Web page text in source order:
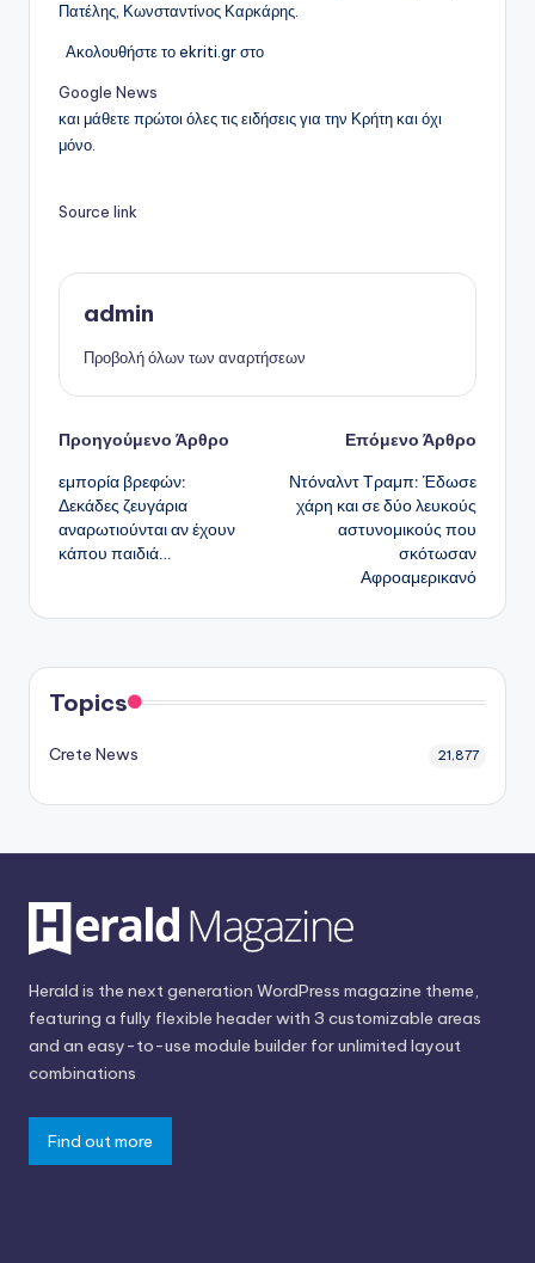
Πατέλης, Κωνσταντίνος Καρκάρης.
Ακολουθήστε το ekriti.gr στο
Google News
και μάθετε πρώτοι όλες τις ειδήσεις για την Κρήτη και όχι
μόνο.
Source link
admin
Προβολή όλων των αναρτήσεων
Πλοήγηση
δημοσιεύσεων
Προηγούμενο Άρθρο
εμπορία βρεφών:
Δεκάδες ζευγάρια
αναρωτιούνται αν έχουν
κάπου παιδιά…
Επόμενο Άρθρο
Ντόναλντ Τραμπ: Έδωσε
χάρη και σε δύο λευκούς
αστυνομικούς που
σκότωσαν
Αφροαμερικανό
Topics
Crete News 21,877
Herald is the next generation WordPress magazine theme,
featuring a fully flexible header with 3 customizable areas
and an easy-to-use module builder for unlimited layout
combinations
Find out more